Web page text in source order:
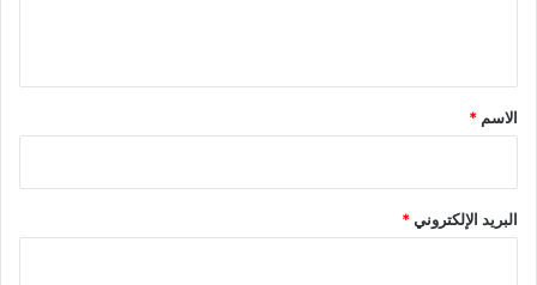
*
الاسم *
البريد الإلكتروني*